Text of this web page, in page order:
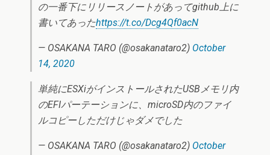
の一番下にリリースノートがあってgithub上に
書いてあったhttps://t.co/Dcg4Qf0acN
— OSAKANA TARO (@osakanataro2) October
14, 2020
単純にESXiがインストールされたUSBメモリ内
のEFIパーテーションに、microSD内のファイ
ルコピーしただけじゃダメでした
— OSAKANA TARO (@osakanataro2) October